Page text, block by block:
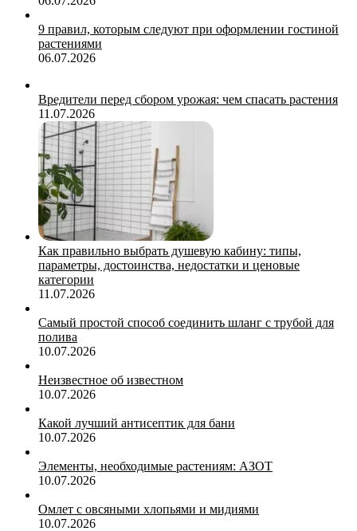
9 правил, которым следуют при оформлении гостиной
растениями
06.07.2026
Вредители перед сбором урожая: чем спасать растения
11.07.2026
Как правильно выбрать душевую кабину: типы,
параметры, достоинства, недостатки и ценовые
категории
11.07.2026
Самый простой способ соединить шланг с трубой для
полива
10.07.2026
Неизвестное об известном
10.07.2026
Какой лучший антисептик для бани
10.07.2026
Элементы, необходимые растениям: АЗОТ
10.07.2026
Омлет с овсяными хлопьями и мидиями
10.07.2026